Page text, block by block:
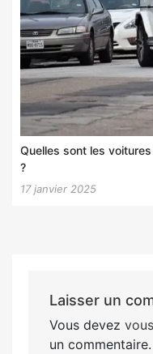
Quelles sont les
?
17 janvier 2025
Laisser un
Vous devez
un commentaire.